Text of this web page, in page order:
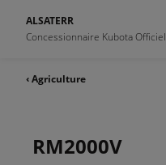
ALSATERR
Concessionnaire Kubota Officiel
‹ Agriculture
RM2000V